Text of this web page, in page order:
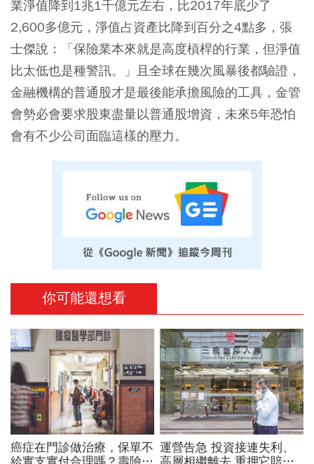
業淨值降到1兆1千億元左右，比2017年底少了
2,600多億元，淨值占資產比降到百分之4點多，張
士傑說：「保險業本來就是高度槓桿的行業，但淨值
比太低也是種警訊。」且全球在幾次風暴後都驗證，
金融機構的普通股才是最後能承擔風險的工具，金管
會勢必會要求股東盡量以普通股增資，未來5年恐怕
會有不少公司面臨這樣的壓力。
你可能還想看
癌症在門診做治療，保單不 運營告急 投資接連失利、